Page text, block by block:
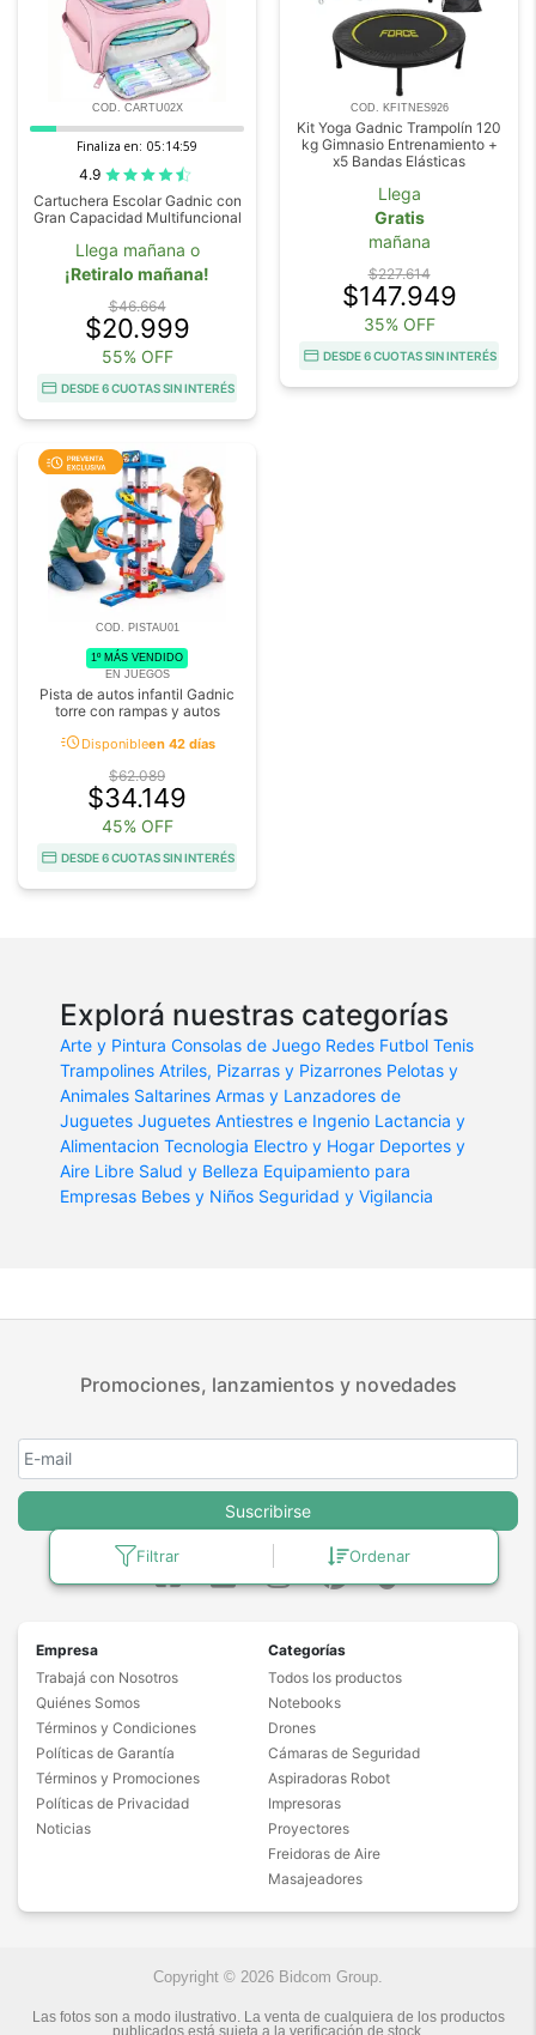
Filtrar Ordenar
COD. CARTU02X
Finaliza en: 05:14:58
4.9
Cartuchera Escolar Gadnic con
Gran Capacidad Multifuncional
Llega mañana o
¡Retiralo mañana!
$46.664
$20.999
55% OFF
DESDE 6 CUOTAS SIN INTERÉS
COD. KFITNES926
Kit Yoga Gadnic Trampolín 120
kg Gimnasio Entrenamiento +
x5 Bandas Elásticas
Llega
Gratis
mañana
$227.614
$147.949
35% OFF
DESDE 6 CUOTAS SIN INTERÉS
COD. PISTAU01
1º MÁS VENDIDO
EN JUEGOS
Pista de autos infantil Gadnic
torre con rampas y autos
acuteDisponibleen 42 días
$62.089
$34.149
45% OFF
DESDE 6 CUOTAS SIN INTERÉS
Explorá nuestras categorías
Arte y Pintura Consolas de Juego Redes Futbol Tenis
Trampolines Atriles, Pizarras y Pizarrones Pelotas y
Animales Saltarines Armas y Lanzadores de
Juguetes Juguetes Antiestres e Ingenio Lactancia y
Alimentacion Tecnologia Electro y Hogar Deportes y
Aire Libre Salud y Belleza Equipamiento para
Empresas Bebes y Niños Seguridad y Vigilancia
Promociones, lanzamientos y novedades
Suscribirse
Empresa
Trabajá con Nosotros
Quiénes Somos
Términos y Condiciones
Políticas de Garantía
Términos y Promociones
Políticas de Privacidad
Noticias
Categorías
Todos los productos
Notebooks
Drones
Cámaras de Seguridad
Aspiradoras Robot
Impresoras
Proyectores
Freidoras de Aire
Masajeadores
Copyright © 2026 Bidcom Group.
Las fotos son a modo ilustrativo. La venta de cualquiera de los productos
publicados está sujeta a la verificación de stock.